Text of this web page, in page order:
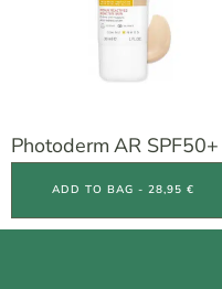
Photoderm AR SPF50+
ADD TO BAG - 28,95 €